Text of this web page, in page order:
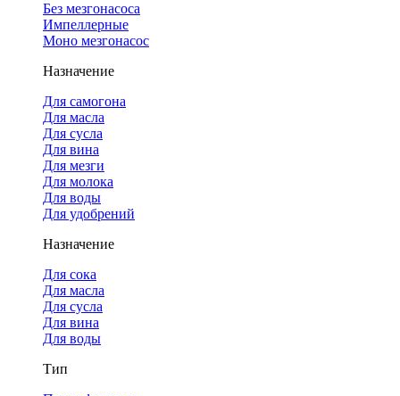
Без мезгонасоса
Импеллерные
Моно мезгонасос
Назначение
Для самогона
Для масла
Для сусла
Для вина
Для мезги
Для молока
Для воды
Для удобрений
Назначение
Для сока
Для масла
Для сусла
Для вина
Для воды
Тип